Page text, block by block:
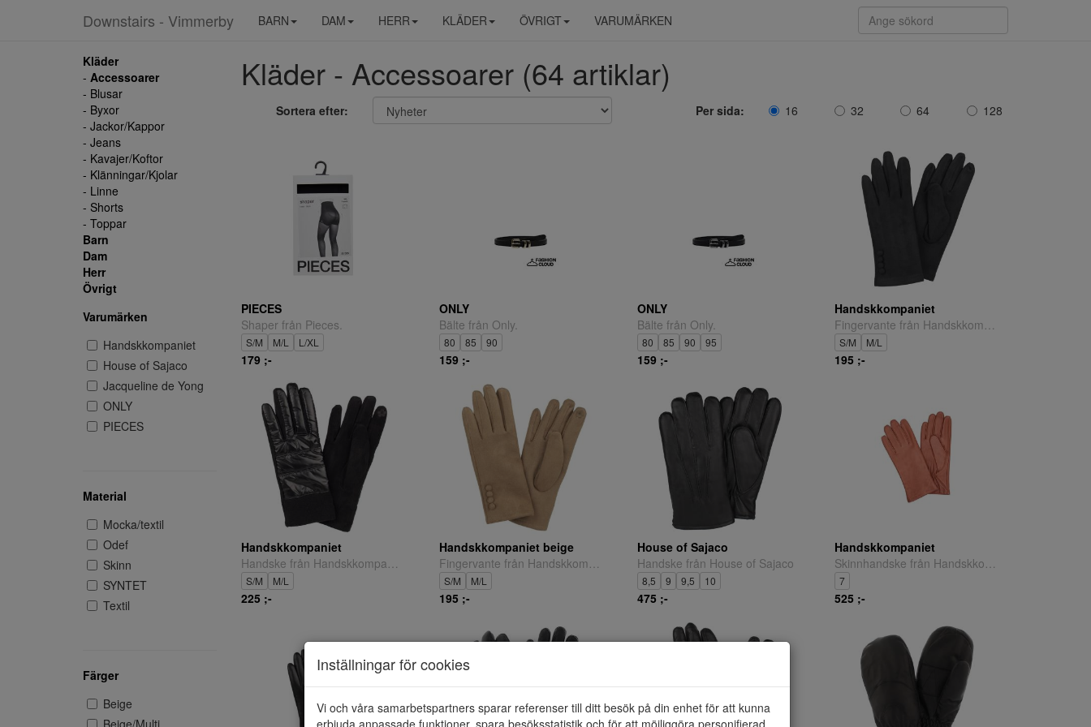
Downstairs - Vimmerby BARN DAM HERR KLÄDER ÖVRIGT VARUMÄRKEN
Kläder
- Accessoarer
- Blusar
- Byxor
- Jackor/Kappor
- Jeans
- Kavajer/Koftor
- Klänningar/Kjolar
- Linne
- Shorts
- Toppar
Barn
Dam
Herr
Övrigt
Varumärken
Handskkompaniet
House of Sajaco
Jacqueline de Yong
ONLY
PIECES
Material
Mocka/textil
Odef
Skinn
SYNTET
Textil
Färger
Beige
Beige/Multi
Kläder - Accessoarer (64 artiklar)
Sortera efter: Per sida: 16 32 64 128
PIECES
Shaper från Pieces.
S/M M/L L/XL
179 ;-
ONLY
Bälte från Only.
80 85 90
159 ;-
ONLY
Bälte från Only.
80 85 90 95
159 ;-
Handskkompaniet
S/M M/L
195 ;-
Handskkompaniet
Handske från Handskkompaniet.
S/M M/L
225 ;-
Handskkompaniet beige
Fingervante från Handskkompaniet.
S/M M/L
195 ;-
House of Sajaco
Handske från House of Sajaco
8,5 9 9,5 10
475 ;-
Handskkompaniet
Skinnhandske från Handskkompaniet.
7
525 ;-
Inställningar för cookies
Vi och våra samarbetspartners sparar referenser till ditt besök på din enhet för att kunna
erbjuda anpassade funktioner, spara besöksstatistik och för att möjliggöra personifierad